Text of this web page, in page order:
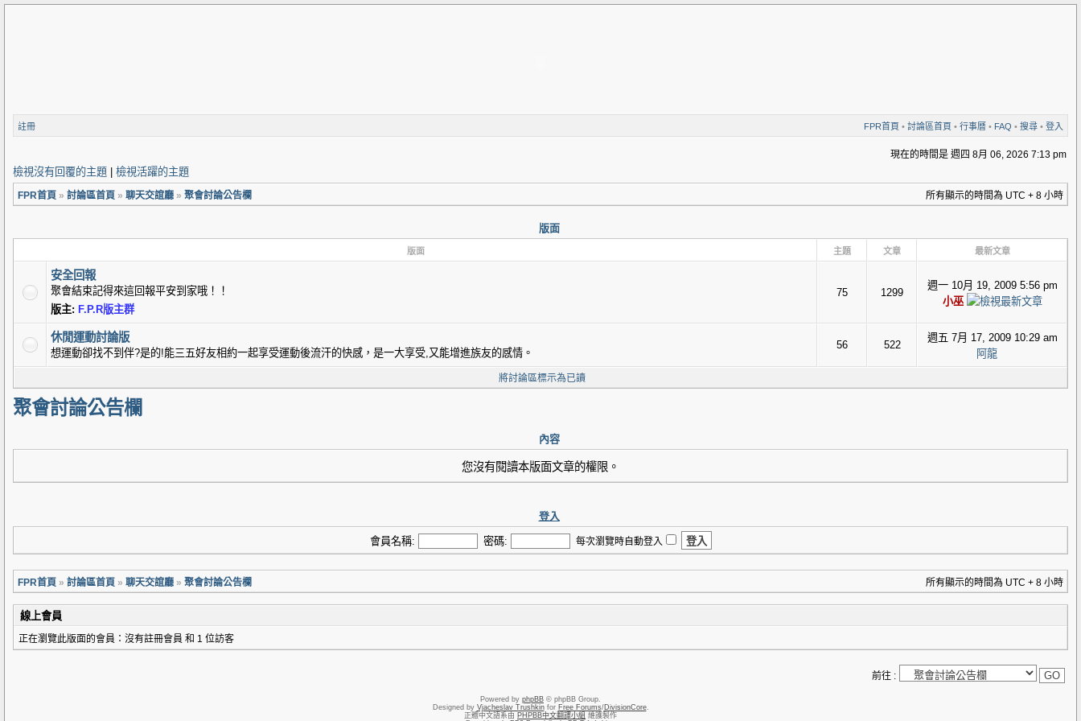
FPR首頁 • 討論區首頁 • 行事曆 • FAQ • 搜尋 • 登入
註冊
現在的時間是 週四 8月 06, 2026 7:13 pm
檢視沒有回覆的主題 檢視活躍的主題
FPR首頁 » 討論區首頁 » 聊天交誼廳 » 聚會討論公告欄 所有顯示的時間為 UTC + 8 小時
版面
版面 主題 文章 最新文章
安全回報
聚會結束記得來這回報平安到家哦！！
版主: F.P.R版主群
75 1299
週一 10月 19, 2009 5:56 pm
小巫
休閒運動討論版
想運動卻找不到伴?是的!能三五好友相約一起享受運動後流汗的快感，是一大享受,又能增進族友的感情。
56 522
週五 7月 17, 2009 10:29 am
阿龍
將討論區標示為已讀
聚會討論公告欄
內容
您沒有閱讀本版面文章的權限。
登入
會員名稱: 密碼: 每次瀏覽時自動登入
FPR首頁 » 討論區首頁 » 聊天交誼廳 » 聚會討論公告欄 所有顯示的時間為 UTC + 8 小時
線上會員
正在瀏覽此版面的會員：沒有註冊會員 和 1 位訪客
前往 :
Powered by phpBB © phpBB Group.
Designed by Vjacheslav Trushkinfor Free Forums/DivisionCore.
正體中文語系由 PHPBB中文翻譯小組 維護製作